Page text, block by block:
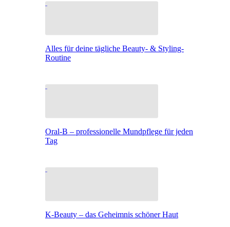
Alles für deine tägliche Beauty- & Styling-
Routine
Oral-B – professionelle Mundpflege für jeden
Tag
K-Beauty – das Geheimnis schöner Haut